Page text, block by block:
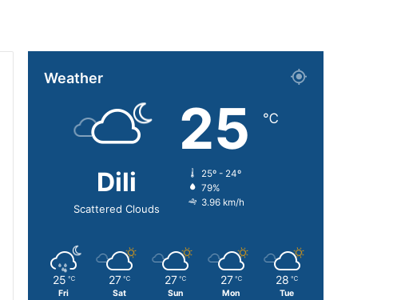
Weather
Dili
Scattered Clouds
25 ℃
25º - 24º
79%
3.96 km/h
25 ℃
Fri
27 ℃
Sat
27 ℃
Sun
27 ℃
Mon
28 ℃
Tue